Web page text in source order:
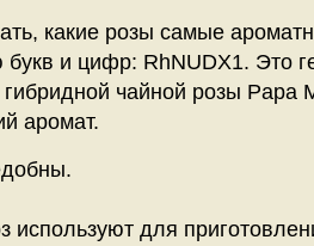
какие розы самые
и цифр: RhNUDX1. Это
гибридной чайной розы Papa
аромат.
используют для